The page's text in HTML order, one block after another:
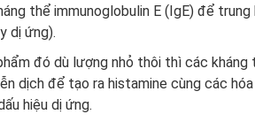
thể immunoglobulin E (IgE) để trung
dị ứng).
đó dù lượng nhỏ thôi thì các kháng
dịch để tạo ra histamine cùng các hóa
hiệu dị ứng.